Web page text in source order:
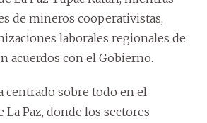
de mineros cooperativistas,
laborales regionales de
acuerdos con el Gobierno.
centrado sobre todo en el
Paz, donde los sectores